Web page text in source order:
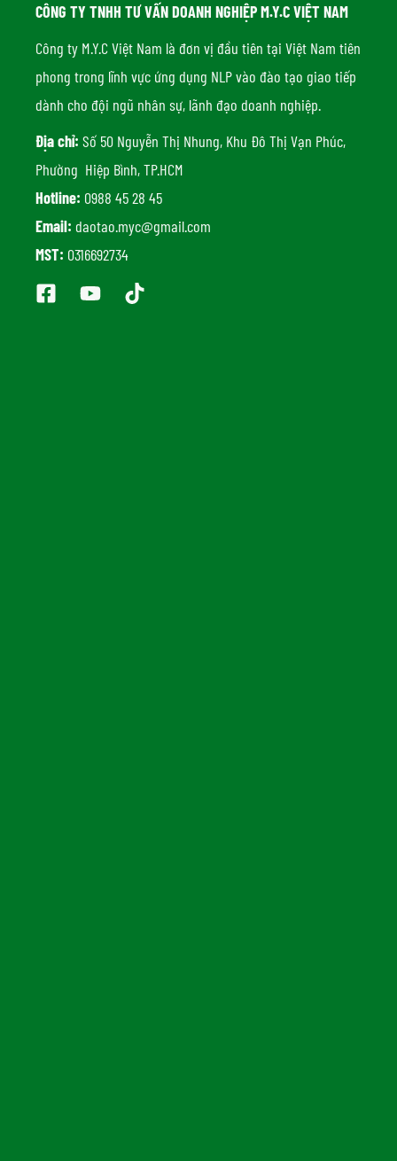
CÔNG TY TNHH TƯ VẤN DOANH NGHIỆP M.Y.C VIỆT NAM
Công ty M.Y.C Việt Nam là đơn vị đầu tiên tại Việt Nam tiên
phong trong lĩnh vực ứng dụng NLP vào đào tạo giao tiếp
dành cho đội ngũ nhân sự, lãnh đạo doanh nghiệp.
Địa chỉ: Số 50 Nguyễn Thị Nhung, Khu Đô Thị Vạn Phúc,
Phường Hiệp Bình, TP.HCM
Hotline: 0988 45 28 45
Email: daotao.myc@gmail.com
MST: 0316692734